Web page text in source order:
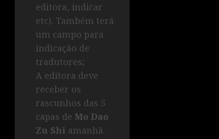
editora, indicar
etc). Também terá
um campo para
indicação de
tradutores;
A editora deve
receber os
rascunhos das 5
capas de Mo Dao
Zu Shi amanhã.